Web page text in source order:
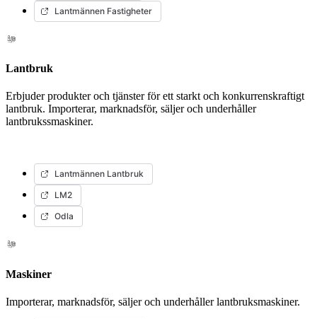
Lantmännen Fastigheter
Lantbruk
Erbjuder produkter och tjänster för ett starkt och konkurrenskraftigt
lantbruk. Importerar, marknadsför, säljer och underhåller
lantbrukssmaskiner.
Lantmännen Lantbruk
LM2
Odla
Maskiner
Importerar, marknadsför, säljer och underhåller lantbruksmaskiner.